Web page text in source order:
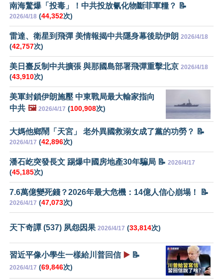
南海驚爆「投毒」！中共投放氰化物斷菲軍糧？ 📝
2026/4/18 (44,352次)
雷達、衛星到飛彈 美情報揭中共隱身幕後助伊朗 2026/4/18
(42,757次)
美日臺反制中共擴張 與那國島部署飛彈重擊北京 2026/4/18
(43,910次)
美軍封鎖伊朗施壓 中東戰局最大輸家指向
中共 🖼️ 2026/4/17 (100,908次)
大媽他鄉鬧「天宮」 老外異國救溺女成了黨的功勞？ 📝
2026/4/17 (42,896次)
潘石屹突發長文 踢爆中國房地產30年騙局 📝 2026/4/17
(45,185次)
7.6萬億變死錢？2026年最大危機：14億人信心崩塌！ 📝
2026/4/17 (47,073次)
天下奇譚 (537) 夙怨因果 2026/4/17 (33,814次)
習近平像小學生一樣給川普回信 ▶️ 📝
2026/4/17 (69,846次)